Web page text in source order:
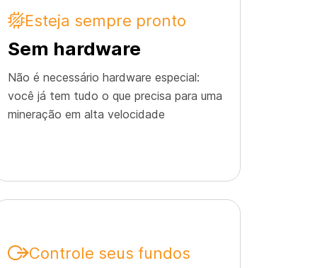
Esteja sempre pronto
Sem hardware
Não é necessário hardware especial:
você já tem tudo o que precisa para uma
mineração em alta velocidade
Controle seus fundos